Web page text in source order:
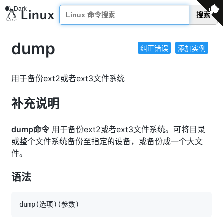
搜索
纠正错误 添加实例
dump
用于备份ext2或者ext3文件系统
补充说明
dump命令用于备份ext2或者ext3文件系统。可将目录
或整个文件系统备份至指定的设备，或备份成一个大文
件。
语法
dump(选项) (参数)